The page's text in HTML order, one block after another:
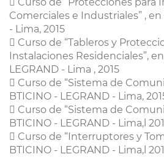
Comerciales e Industriales” , en
- Lima, 2015
 Curso de “Tableros y
Instalaciones Residenciales”,
LEGRAND - Lima , 2015
 Curso de “Sistema de
BTICINO - LEGRAND - Lima,
 Curso de “Sistema de
BTICINO - LEGRAND - Lima,l
 Curso de “Interruptores y
BTICINO - LEGRAND - Lima,l